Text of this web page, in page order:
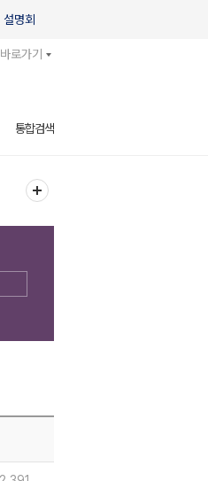
명회
로가기
통합검색